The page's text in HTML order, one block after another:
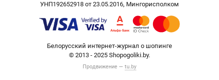
УНП192652918 от 23.05.2016, Мингорисполком
Белорусский интернет-журнал о шопинге
© 2013 - 2025 Shopogoliki.by.
Продвижение — tu.by